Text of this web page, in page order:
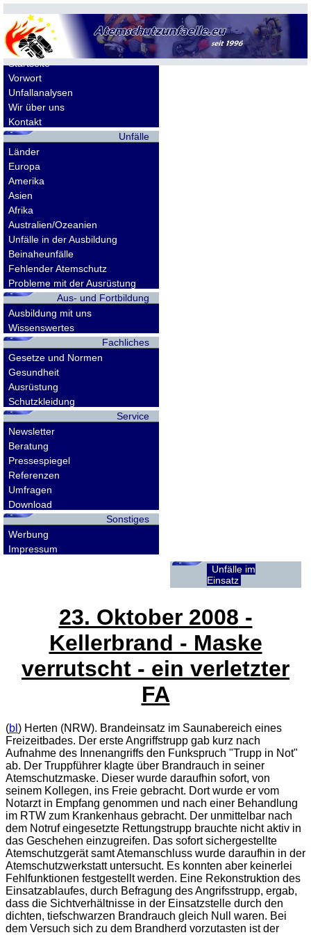
Allgemeines
Startseite
Vorwort
Unfallanalysen
Wir über uns
Kontakt
Unfälle
Länder
Europa
Amerika
Asien
Afrika
Australien/Ozeanien
Unfälle in der Ausbildung
Beinaheunfälle
Fehlender Atemschutz
Probleme mit der Ausrüstung
Aus- und Fortbildung
Ausbildung mit uns
Wissenswertes
Fachliches
Gesetze und Normen
Gesundheit
Ausrüstung
Schutzkleidung
Service
Newsletter
Beratung
Pressespiegel
Referenzen
Umfragen
Download
Sonstiges
Werbung
Impressum
Unfälle im
Einsatz
23. Oktober 2008 -
Kellerbrand - Maske
verrutscht - ein verletzter
FA
(bl ) Herten (NRW). Brandeinsatz im Saunabereich eines
Freizeitbades. Der erste Angriffstrupp gab kurz nach
Aufnahme des Innenangriffs den Funkspruch "Trupp in Not"
ab. Der Truppführer klagte über Brandrauch in seiner
Atemschutzmaske. Dieser wurde daraufhin sofort, von
seinem Kollegen, ins Freie gebracht. Dort wurde er vom
Notarzt in Empfang genommen und nach einer Behandlung
im RTW zum Krankenhaus gebracht. Der unmittelbar nach
dem Notruf eingesetzte Rettungstrupp brauchte nicht aktiv in
das Geschehen einzugreifen. Das sofort sichergestellte
Atemschutzgerät samt Atemanschluss wurde daraufhin in der
Atemschutzwerkstatt untersucht. Es konnten aber keinerlei
Fehlfunktionen festgestellt werden. Eine Rekonstruktion des
Einsatzablaufes, durch Befragung des Angrifsstrupp, ergab,
dass die Sichtverhältnisse in der Einsatzstelle durch den
dichten, tiefschwarzen Brandrauch gleich Null waren. Bei
dem Versuch sich zu dem Brandherd vorzutasten ist der